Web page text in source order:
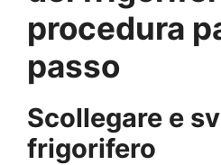
procedura
passo
Scollegare e
frigorifero